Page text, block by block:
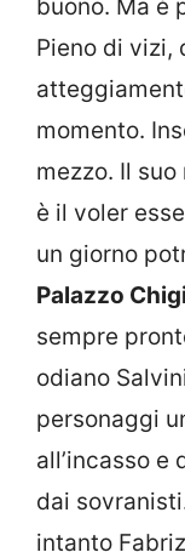
buono. Ma è
Pieno di vizi,
momento.
mezzo. Il
è il voler
un giorno
Palazzo Chigi
sempre
odiano
personaggi
all’incasso e
dai
intanto